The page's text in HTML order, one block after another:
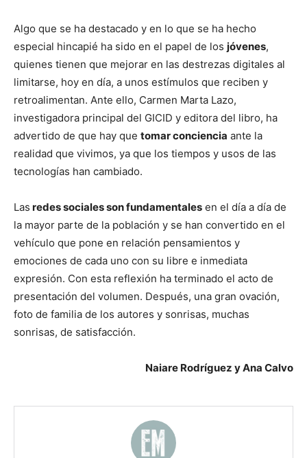
Algo que se ha destacado y en lo que se ha hecho
especial hincapié ha sido en el papel de los jóvenes,
quienes tienen que mejorar en las destrezas digitales al
limitarse, hoy en día, a unos estímulos que reciben y
retroalimentan. Ante ello, Carmen Marta Lazo,
investigadora principal del GICID y editora del libro, ha
advertido de que hay que tomar conciencia ante la
realidad que vivimos, ya que los tiempos y usos de las
tecnologías han cambiado.
Las redes sociales son fundamentales en el día a día de
la mayor parte de la población y se han convertido en el
vehículo que pone en relación pensamientos y
emociones de cada uno con su libre e inmediata
expresión. Con esta reflexión ha terminado el acto de
presentación del volumen. Después, una gran ovación,
foto de familia de los autores y sonrisas, muchas
sonrisas, de satisfacción.
Naiare Rodríguez y Ana Calvo